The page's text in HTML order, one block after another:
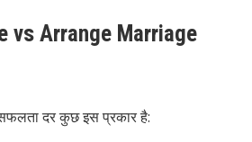
vs Arrange Marriage
दर कुछ इस प्रकार है: